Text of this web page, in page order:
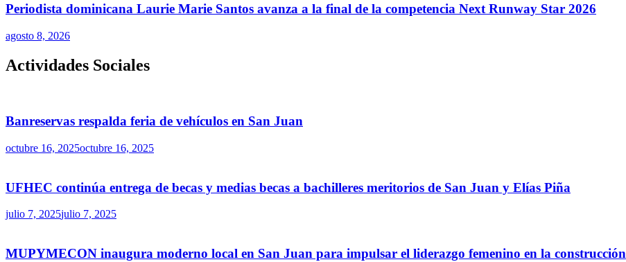
Periodista dominicana Laurie Marie Santos avanza a la final de la competencia Next Runway Star 2026
agosto 8, 2026
Actividades Sociales
Banreservas respalda feria de vehículos en San Juan
octubre 16, 2025octubre 16, 2025
UFHEC continúa entrega de becas y medias becas a bachilleres meritorios de San Juan y Elías Piña
julio 7, 2025julio 7, 2025
MUPYMECON inaugura moderno local en San Juan para impulsar el liderazgo femenino en la construcción